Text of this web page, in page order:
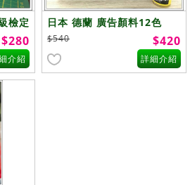
檢定
$280
介紹
日本 德蘭 廣告顏料12色
$540 $420
詳細介紹